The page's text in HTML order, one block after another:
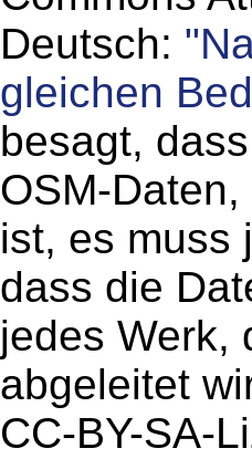
Deutsch:
gleichen
besagt,
OSM-
ist, es muss
dass die
jedes Werk,
abgeleitet
CC-BY-SA-